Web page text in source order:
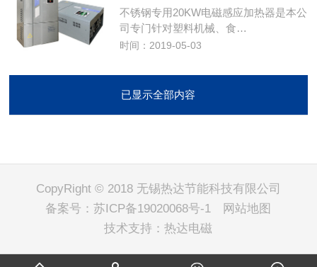
不锈钢专用20KW电磁感应加热器是本公
司专门针对塑料机械、食…
时间：2019-05-03
已显示全部内容
CopyRight © 2018 无锡热达节能科技有限公司
备案号：苏ICP备19020068号-1
网站地图
技术支持：热达电磁